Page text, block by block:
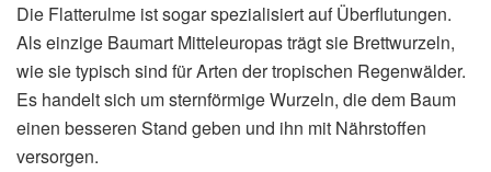
Die Flatterulme ist sogar spezialisiert auf Überflutungen.
Als einzige Baumart Mitteleuropas trägt sie Brettwurzeln,
wie sie typisch sind für Arten der tropischen Regenwälder.
Es handelt sich um sternförmige Wurzeln, die dem Baum
einen besseren Stand geben und ihn mit Nährstoffen
versorgen.